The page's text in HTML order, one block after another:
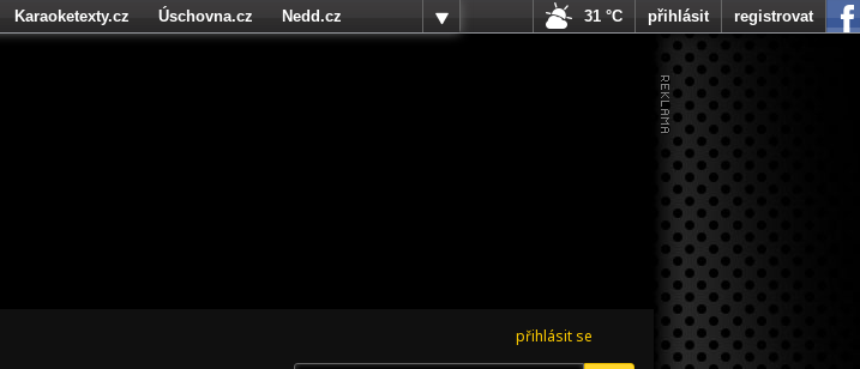
přihlásit se
Karaoketexty.cz Úschovna.cz
Nedd.cz
31 °C přihlásit registrovat